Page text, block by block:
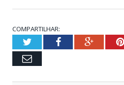
COMPARTILHAR:
TwitterFacebookGoogle+
Email